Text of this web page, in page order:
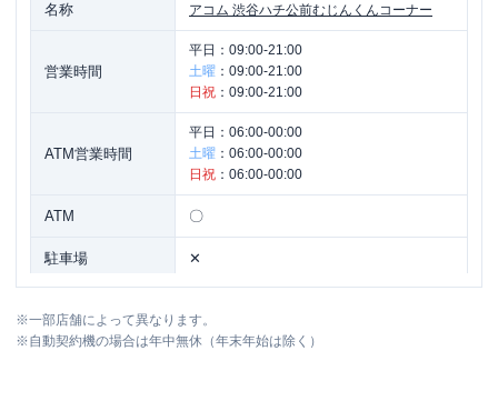
名称 アコム 渋谷ハチ公前むじんくんコーナー
営業時間
平日： 09:00-21:00
土曜 ： 09:00-21:00
日祝 ： 09:00-21:00
ATM営業時間
平日： 06:00-00:00
土曜 ： 06:00-00:00
日祝 ： 06:00-00:00
ATM 〇
駐車場 ✕
住所
来ビル３Ｆ
※一部店舗によって異なります。
※自動契約機の場合は年中無休（年末年始は除く）